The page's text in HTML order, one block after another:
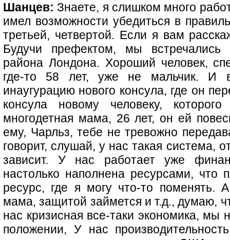
Шанцев: Знаете, я слишком много
имел возможности убедиться в
третьей, четвертой. Если я вам
Будучи префектом, мы встречались
района Лондона. Хороший человек,
где-то 58 лет, уже не мальчик. И
инаугурацию нового консула, где он
консула новому человеку,
многодетная мама, 26 лет, он ей
ему, Чарльз, тебе не тревожно
говорит, слушай, у нас такая система,
зависит. У нас работает уже
настолько наполнена ресурсами,
ресурс, где я могу что-то поменять.
мама, защитой займется и т.д., думаю,
нас кризисная все-таки экономика, мы
положении, У нас